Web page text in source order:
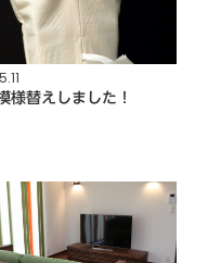
様替えしました！